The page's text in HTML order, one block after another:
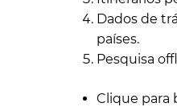
Dados de
países.
Pesquisa
Clique para